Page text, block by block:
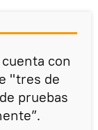
con
"tres de
pruebas